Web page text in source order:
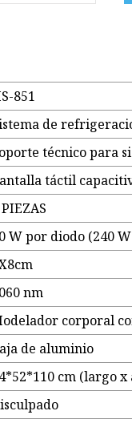
851
de
técnico para
táctil
W por diodo (240
nm
corporal
de aluminio
cm (largo x